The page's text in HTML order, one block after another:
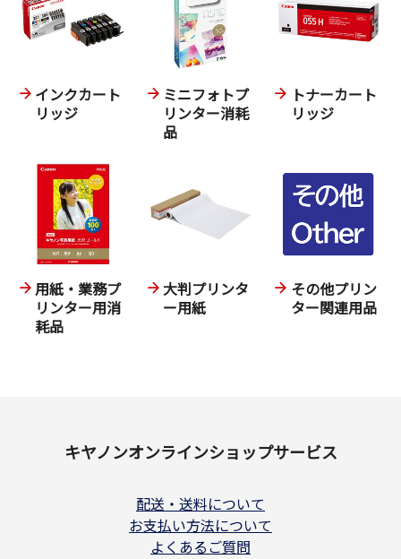
インクカート
リッジ
ミニフォトプ
リンター消耗
品
トナーカート
リッジ
用紙・業務プ
リンター用消
耗品
大判プリンタ
ー用紙
その他プリン
ター関連用品
キヤノンオンラインショップサービス
配送・送料について
お支払い方法について
よくあるご質問